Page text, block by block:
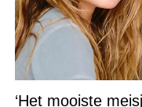
‘Het mooiste